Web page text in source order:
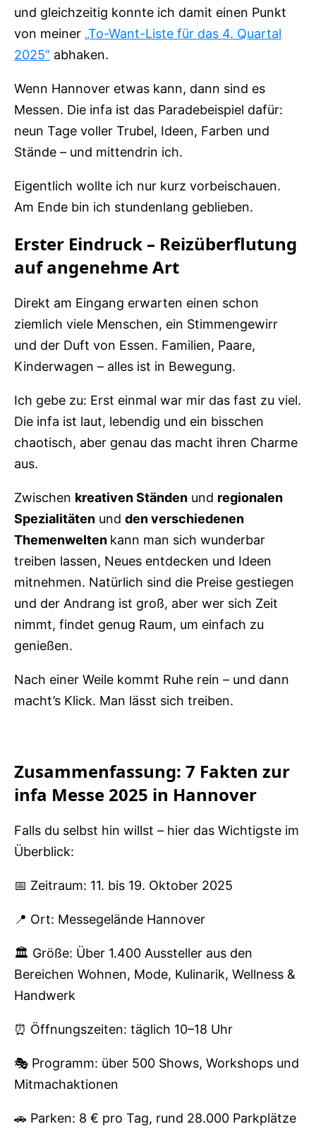
und gleichzeitig konnte ich damit einen Punkt
von meiner „To-Want-Liste für das 4. Quartal
2025“ abhaken.
Wenn Hannover etwas kann, dann sind es
Messen. Die infa ist das Paradebeispiel dafür:
neun Tage voller Trubel, Ideen, Farben und
Stände – und mittendrin ich.
Eigentlich wollte ich nur kurz vorbeischauen.
Am Ende bin ich stundenlang geblieben.
Erster Eindruck – Reizüberflutung
auf angenehme Art
Direkt am Eingang erwarten einen schon
ziemlich viele Menschen, ein Stimmengewirr
und der Duft von Essen. Familien, Paare,
Kinderwagen – alles ist in Bewegung.
Ich gebe zu: Erst einmal war mir das fast zu viel.
Die infa ist laut, lebendig und ein bisschen
chaotisch, aber genau das macht ihren Charme
aus.
Zwischen kreativen Ständen und regionalen
Spezialitäten und den verschiedenen
Themenwelten kann man sich wunderbar
treiben lassen, Neues entdecken und Ideen
mitnehmen. Natürlich sind die Preise gestiegen
und der Andrang ist groß, aber wer sich Zeit
nimmt, findet genug Raum, um einfach zu
genießen.
Nach einer Weile kommt Ruhe rein – und dann
macht’s Klick. Man lässt sich treiben.
Zusammenfassung: 7 Fakten zur
infa Messe 2025 in Hannover
Falls du selbst hin willst – hier das Wichtigste im
Überblick:
📅 Zeitraum: 11. bis 19. Oktober 2025
📍 Ort: Messegelände Hannover
🏛️ Größe: Über 1.400 Aussteller aus den
Bereichen Wohnen, Mode, Kulinarik, Wellness &
Handwerk
⏰ Öffnungszeiten: täglich 10–18 Uhr
🎭 Programm: über 500 Shows, Workshops und
Mitmachaktionen
🚗 Parken: 8 € pro Tag, rund 28.000 Parkplätze